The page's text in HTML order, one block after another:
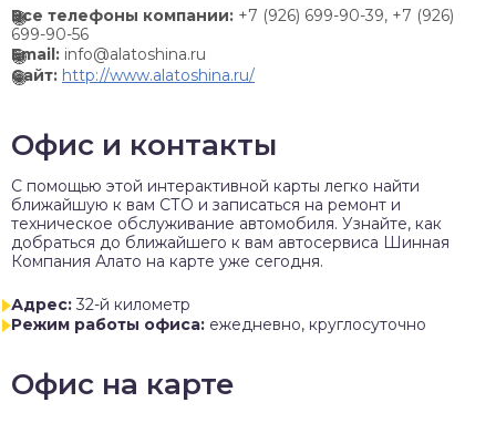
Все телефоны компании: +7 (926) 699-90-39, +7 (926)
699-90-56
Email: info@alatoshina.ru
Сайт: http://www.alatoshina.ru/
Офис и контакты
C помощью этой интерактивной карты легко найти
ближайшую к вам СТО и записаться на ремонт и
техническое обслуживание автомобиля. Узнайте, как
добраться до ближайшего к вам автосервиса Шинная
Компания Алато на карте уже сегодня.
Адрес: 32-й километр
Режим работы офиса: ежедневно, круглосуточно
Офис на карте